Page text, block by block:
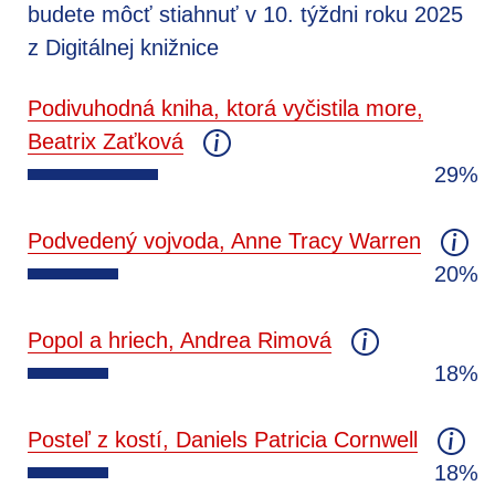
budete môcť stiahnuť v 10. týždni roku 2025
z Digitálnej knižnice
Podivuhodná kniha, ktorá vyčistila more,
Beatrix Zaťková
29%
Podvedený vojvoda, Anne Tracy Warren
20%
Popol a hriech, Andrea Rimová
18%
Posteľ z kostí, Daniels Patricia Cornwell
18%